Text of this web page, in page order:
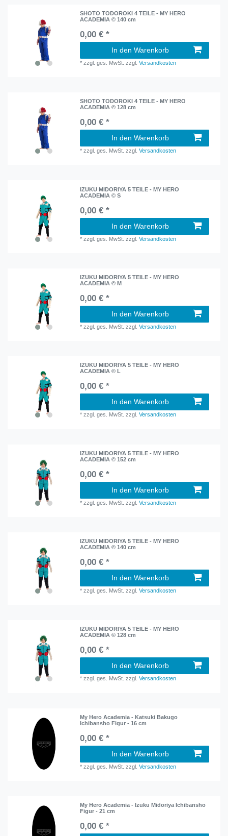
SHOTO TODOROKI 4 TEILE - MY HERO
ACADEMIA © 140 cm
0,00 € *
In den Warenkorb
*zzgl. ges. MwSt. zzgl.Versandkosten
SHOTO TODOROKI 4 TEILE - MY HERO
ACADEMIA © 128 cm
0,00 € *
In den Warenkorb
*zzgl. ges. MwSt. zzgl.Versandkosten
IZUKU MIDORIYA 5 TEILE - MY HERO
ACADEMIA © S
0,00 € *
In den Warenkorb
*zzgl. ges. MwSt. zzgl.Versandkosten
IZUKU MIDORIYA 5 TEILE - MY HERO
ACADEMIA © M
0,00 € *
In den Warenkorb
*zzgl. ges. MwSt. zzgl.Versandkosten
IZUKU MIDORIYA 5 TEILE - MY HERO
ACADEMIA © L
0,00 € *
In den Warenkorb
*zzgl. ges. MwSt. zzgl.Versandkosten
IZUKU MIDORIYA 5 TEILE - MY HERO
ACADEMIA © 152 cm
0,00 € *
In den Warenkorb
*zzgl. ges. MwSt. zzgl.Versandkosten
IZUKU MIDORIYA 5 TEILE - MY HERO
ACADEMIA © 140 cm
0,00 € *
In den Warenkorb
*zzgl. ges. MwSt. zzgl.Versandkosten
IZUKU MIDORIYA 5 TEILE - MY HERO
ACADEMIA © 128 cm
0,00 € *
In den Warenkorb
*zzgl. ges. MwSt. zzgl.Versandkosten
My Hero Academia - Katsuki Bakugo
Ichibansho Figur - 16 cm
0,00 € *
In den Warenkorb
*zzgl. ges. MwSt. zzgl.Versandkosten
My Hero Academia - Izuku Midoriya Ichibansho
Figur - 21 cm
0,00 € *